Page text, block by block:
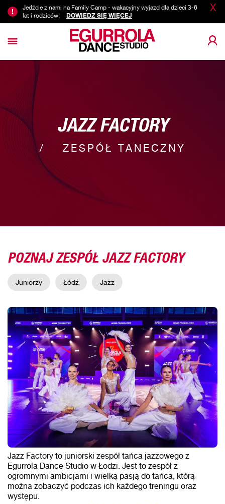
X
Jedźcie z nami na Family Camp - wakacyjny wyjazd dla dzieci 3-6
lat i rodziców!
DOWIEDZ SIĘ WIĘCEJ
JAZZ FACTORY
ZESPÓŁ TANECZNY
POZNAJ ZESPÓŁ JAZZ FACTORY
Juniorzy Łódź Jazz
Jazz Factory to juniorski zespół tańca jazzowego z
Egurrola Dance Studio w Łodzi. Jest to zespół z
ogromnymi ambicjami i wielką pasją do tańca, którą
można zobaczyć podczas ich każdego treningu oraz
występu.